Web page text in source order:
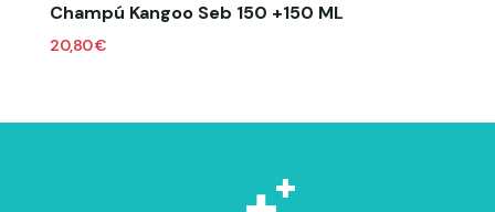
Champú Kangoo Seb 150 +150 ML
20,80 €